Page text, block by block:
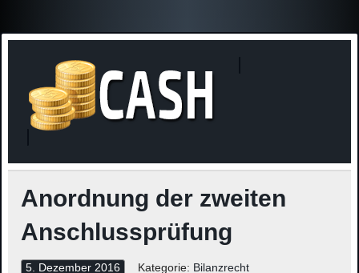
Anordnung der zweiten
Anschlussprüfung
5. Dezember 2016 Kategorie: Bilanzrecht